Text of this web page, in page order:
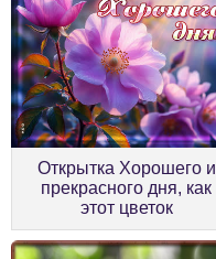
Открытка Хорошего и
прекрасного дня, как
этот цветок